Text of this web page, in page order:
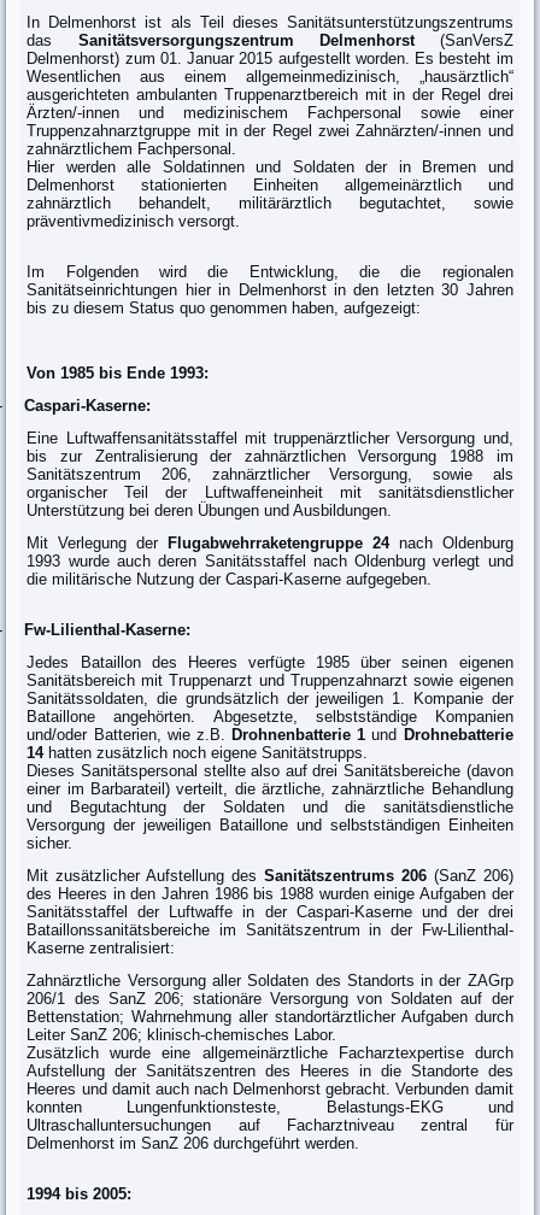
In Delmenhorst ist als Teil dieses Sanitätsunterstützungszentrums
das Sanitätsversorgungszentrum Delmenhorst(SanVersZ
Delmenhorst) zum 01. Januar 2015 aufgestellt worden. Es besteht im
Wesentlichen aus einem allgemeinmedizinisch, „hausärztlich“
ausgerichteten ambulanten Truppenarztbereich mit in der Regel drei
Ärzten/-innen und medizinischem Fachpersonal sowie einer
Truppenzahnarztgruppe mit in der Regel zwei Zahnärzten/-innen und
zahnärztlichem Fachpersonal.
Hier werden alle Soldatinnen und Soldaten der in Bremen und
Delmenhorst stationierten Einheiten allgemeinärztlich und
zahnärztlich behandelt, militärärztlich begutachtet, sowie
präventivmedizinisch versorgt.
Im Folgenden wird die Entwicklung, die die regionalen
Sanitätseinrichtungen hier in Delmenhorst in den letzten 30 Jahren
bis zu diesem Status quo genommen haben, aufgezeigt:
Von 1985 bis Ende 1993:
Caspari-Kaserne:
Eine Luftwaffensanitätsstaffel mit truppenärztlicher Versorgung und,
bis zur Zentralisierung der zahnärztlichen Versorgung 1988 im
Sanitätszentrum 206, zahnärztlicher Versorgung, sowie als
organischer Teil der Luftwaffeneinheit mit sanitätsdienstlicher
Unterstützung bei deren Übungen und Ausbildungen.
Mit Verlegung der Flugabwehrraketengruppe 24nach Oldenburg
1993 wurde auch deren Sanitätsstaffel nach Oldenburg verlegt und
die militärische Nutzung der Caspari-Kaserne aufgegeben.
Fw-Lilienthal-Kaserne:
Jedes Bataillon des Heeres verfügte 1985 über seinen eigenen
Sanitätsbereich mit Truppenarzt und Truppenzahnarzt sowie eigenen
Sanitätssoldaten, die grundsätzlich der jeweiligen 1. Kompanie der
Bataillone angehörten. Abgesetzte, selbstständige Kompanien
und/oder Batterien, wie z.B.
Drohnenbatterie 1 und Drohnebatterie
14hatten zusätzlich noch eigene Sanitätstrupps.
Dieses Sanitätspersonal stellte also auf drei Sanitätsbereiche (davon
einer im Barbarateil) verteilt, die ärztliche, zahnärztliche Behandlung
und Begutachtung der Soldaten und die sanitätsdienstliche
Versorgung der jeweiligen Bataillone und selbstständigen Einheiten
sicher.
Mit zusätzlicher Aufstellung des Sanitätszentrums 206(SanZ 206)
des Heeres in den Jahren 1986 bis 1988 wurden einige Aufgaben der
Sanitätsstaffel der Luftwaffe in der Caspari-Kaserne und der drei
Bataillonssanitätsbereiche im Sanitätszentrum in der Fw-Lilienthal-
Kaserne zentralisiert:
Zahnärztliche Versorgung aller Soldaten des Standorts in der ZAGrp
206/1 des SanZ 206; stationäre Versorgung von Soldaten auf der
Bettenstation; Wahrnehmung aller standortärztlicher Aufgaben durch
Leiter SanZ 206; klinisch-chemisches Labor.
Zusätzlich wurde eine allgemeinärztliche Facharztexpertise durch
Aufstellung der Sanitätszentren des Heeres in die Standorte des
Heeres und damit auch nach Delmenhorst gebracht. Verbunden damit
konnten Lungenfunktionsteste, Belastungs-EKG und
Ultraschalluntersuchungen auf Facharztniveau zentral für
Delmenhorst im SanZ 206 durchgeführt werden.
1994 bis 2005: